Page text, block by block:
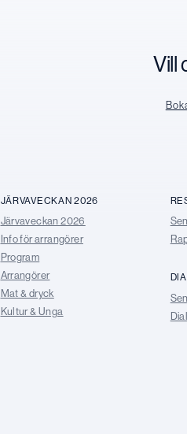
Vill
JÄRVAVECKAN 2026
Järvaveckan 2026
Info för arrangörer
Program
Arrangörer
Mat & dryck
Kultur & Unga